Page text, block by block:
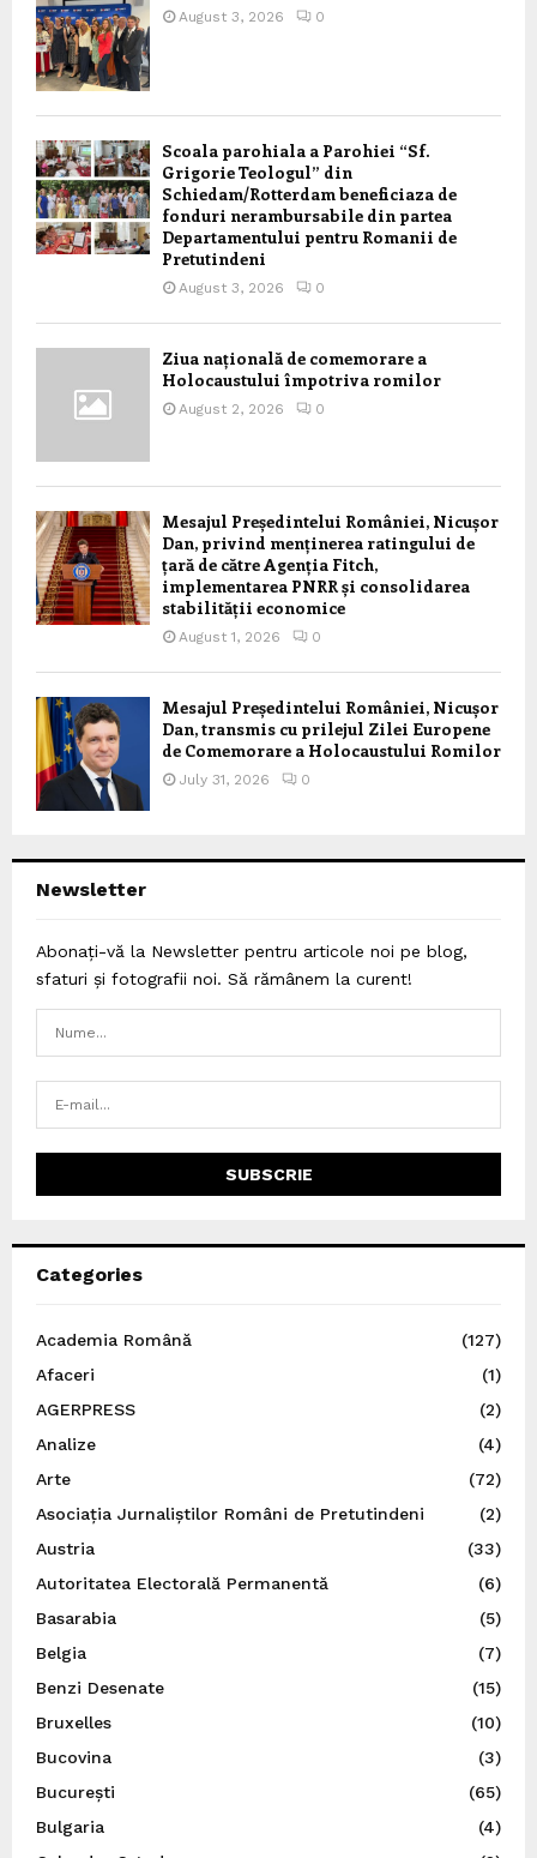
August 3, 2026 0
Scoala parohiala a Parohiei “Sf.
Grigorie Teologul” din
Schiedam/Rotterdam beneficiaza de
fonduri nerambursabile din partea
Departamentului pentru Romanii de
Pretutindeni
August 3, 2026 0
Ziua națională de comemorare a
Holocaustului împotriva romilor
August 2, 2026 0
Mesajul Președintelui României, Nicușor
Dan, privind menținerea ratingului de
țară de către Agenția Fitch,
implementarea PNRR și consolidarea
stabilității economice
August 1, 2026 0
Mesajul Președintelui României, Nicușor
Dan, transmis cu prilejul Zilei Europene
de Comemorare a Holocaustului Romilor
July 31, 2026 0
Newsletter
Abonați-vă la Newsletter pentru articole noi pe blog,
sfaturi și fotografii noi. Să rămânem la curent!
Categories
Academia Română
(127)
Afaceri
(1)
AGERPRESS
(2)
Analize
(4)
Arte
(72)
Asociația Jurnaliștilor Români de Pretutindeni
(2)
Austria
(33)
Autoritatea Electorală Permanentă
(6)
Basarabia
(5)
Belgia
(7)
Benzi Desenate
(15)
Bruxelles
(10)
Bucovina
(3)
București
(65)
Bulgaria
(4)